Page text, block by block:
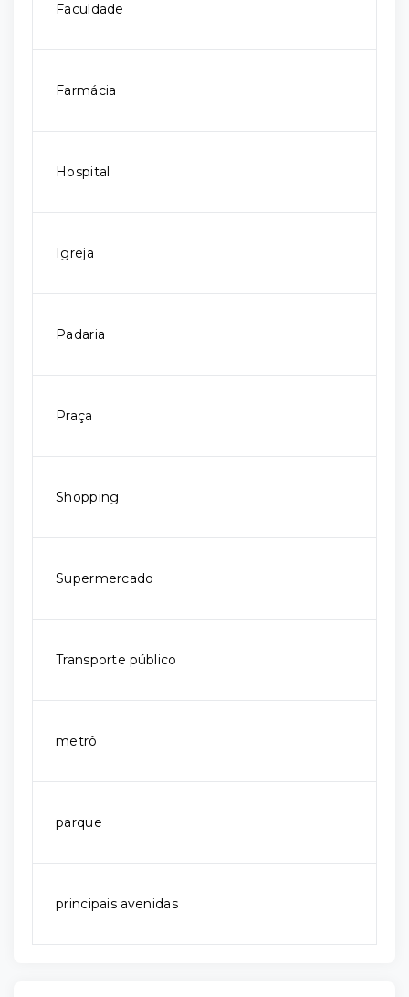
Faculdade
Farmácia
Hospital
Igreja
Padaria
Praça
Shopping
Supermercado
Transporte público
metrô
parque
principais avenidas